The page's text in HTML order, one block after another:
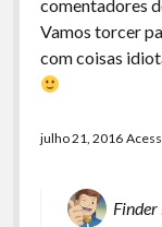
comentadores
Vamos torcer
com coisas
julho 21, 2016
Finder